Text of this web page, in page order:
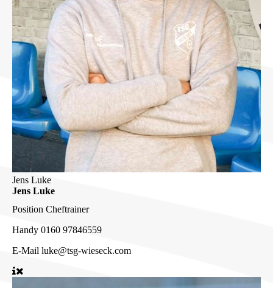
Jens Luke
Jens Luke
Position Cheftrainer
Handy 0160 97846559
E-Mail luke@tsg-wieseck.com